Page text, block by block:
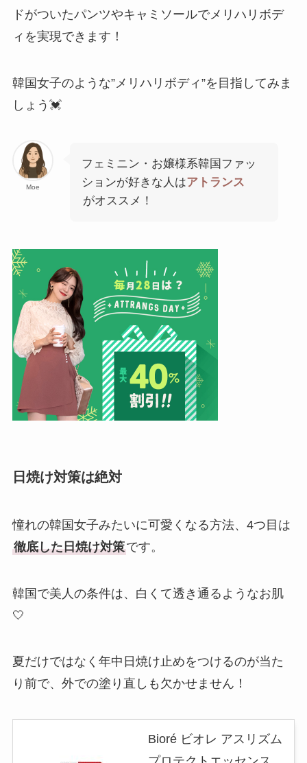
ドがついたパンツやキャミソールでメリハリボデ
ィを実現できます！
韓国女子のような”メリハリボディ”を目指してみま
しょう💓
Moe
フェミニン・お嬢様系韓国ファッ
ションが好きな人はアトランス
がオススメ！
日焼け対策は絶対
憧れの韓国女子みたいに可愛くなる方法、4つ目は
徹底した日焼け対策です。
韓国で美人の条件は、白くて透き通るようなお肌
🤍
夏だけではなく年中日焼け止めをつけるのが当た
り前で、外での塗り直しも欠かせません！
Bioré ビオレ アスリズム